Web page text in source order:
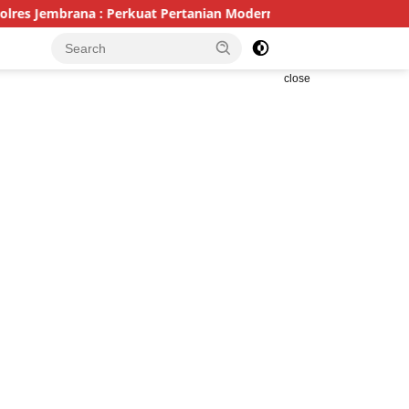
Pertanian Modern dan Ketahanan Pangan
close